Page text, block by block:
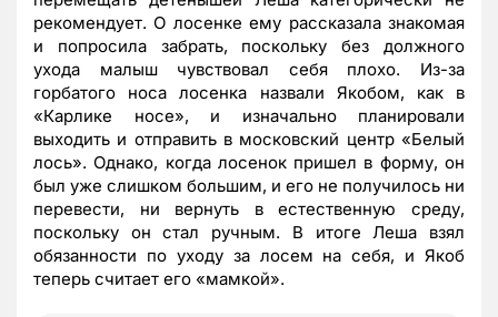
рекомендует. О лосенке ему рассказала знакомая
и попросила забрать, поскольку без должного
ухода малыш чувствовал себя плохо. Из-за
горбатого носа лосенка назвали Якобом, как в
«Карлике носе», и изначально планировали
выходить и отправить в московский центр «Белый
лось». Однако, когда лосенок пришел в форму, он
был уже слишком большим, и его не получилось ни
перевести, ни вернуть в естественную среду,
поскольку он стал ручным. В итоге Леша взял
обязанности по уходу за лосем на себя, и Якоб
теперь считает его «мамкой».